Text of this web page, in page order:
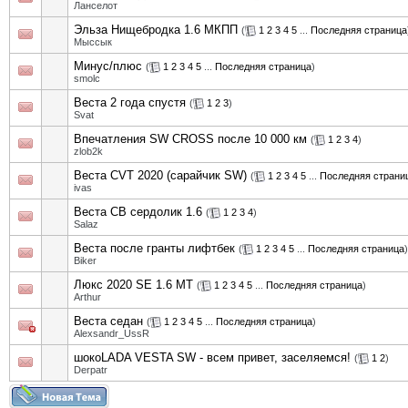
Ланселот
Эльза Нищебродка 1.6 МКПП ( 1 2 3 4 5 Последняя страница
Мыссык
Минус/плюс ( 1 2 3 4 5 Последняя страница)
smolc
Веста 2 года спустя ( 1 2 3)
Svat
Впечатления SW CROSS после 10 000 км ( 1 2 3 4)
zlob2k
Веста CVT 2020 (сарайчик SW) ( 1 2 3 4 5 Последняя
ivas
Веста СВ сердолик 1.6 ( 1 2 3 4)
Salaz
Веста после гранты лифтбек ( 1 2 3 4 5 Последняя страница)
Biker
Люкс 2020 SE 1.6 MT ( 1 2 3 4 5 Последняя страница)
Arthur
Веста седан ( 1 2 3 4 5 Последняя страница)
Alexsandr_UssR
шокоLADA VESTA SW - всем привет, заселяемся! ( 1 2)
Derpatr